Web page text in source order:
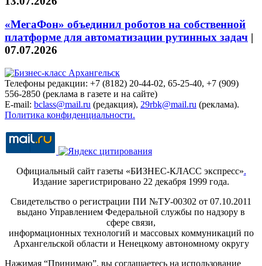
«МегаФон» объединил роботов на собственной
платформе для автоматизации рутинных задач |
07.07.2026
Телефоны редакции: +7 (8182) 20-44-02, 65-25-40, +7 (909)
556-2850 (реклама в газете и на сайте)
E-mail: bclass@mail.ru (редакция), 29rbk@mail.ru (реклама).
Политика конфиденциальности.
Официальный сайт газеты «БИЗНЕС-КЛАСС экспресс».
Издание зарегистрировано 22 декабря 1999 года.
Свидетельство о регистрации ПИ №ТУ-00302 от 07.10.2011
выдано Управлением Федеральной службы по надзору в
сфере связи,
информационных технологий и массовых коммуникаций по
Архангельской области и Ненецкому автономному округу
Нажимая “Принимаю”, вы соглашаетесь на использование